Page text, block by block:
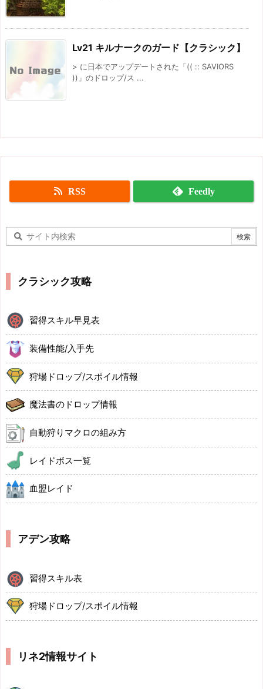
Lv21 キルナークのガード【クラシック】
> に日本でアップデートされた「(( :: SAVIORS
))」のドロップ/ス ...
RSS Feedly
クラシック攻略
習得スキル早見表
装備性能/入手先
狩場ドロップ/スポイル情報
魔法書のドロップ情報
自動狩りマクロの組み方
レイドボス一覧
血盟レイド
アデン攻略
習得スキル表
狩場ドロップ/スポイル情報
リネ2情報サイト